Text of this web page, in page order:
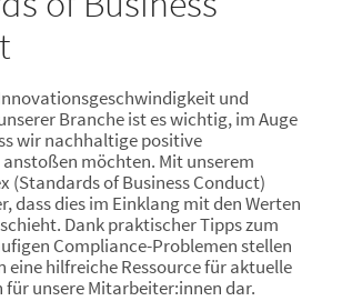
und
Branche ist es wichtig, im Auge
wir nachhaltige positive
möchten. Mit unserem
(Standards of Business Conduct)
dass dies im Einklang mit den Werten
Dank praktischer Tipps zum
Compliance-Problemen stellen
eine hilfreiche Ressource für aktuelle
für unsere Mitarbeiter:innen dar.